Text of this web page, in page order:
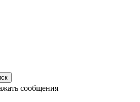
сообщения